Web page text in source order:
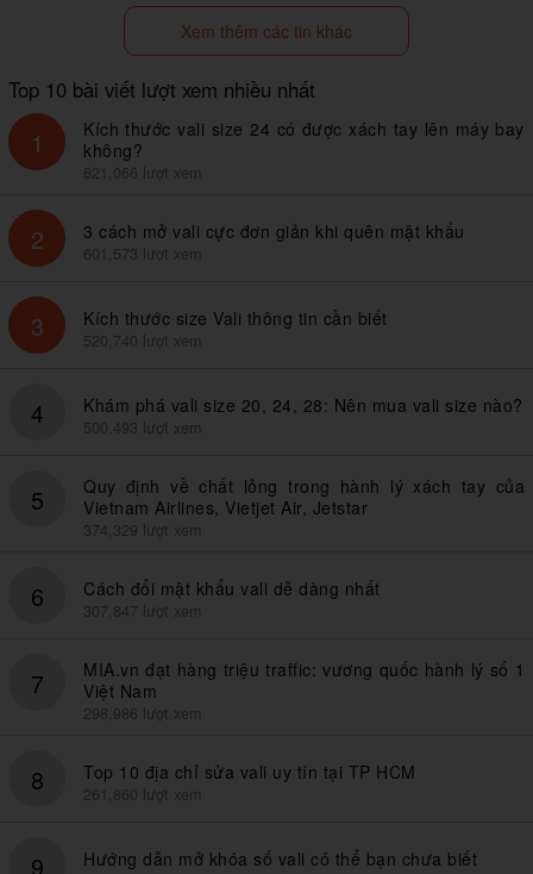
Xem thêm các tin khác
Top 10 bài viết lượt xem nhiều nhất
1
Kích thước vali size 24 có được xách tay lên máy bay
không?
621,066 lượt xem
2 3 cách mở vali cực đơn giản khi quên mật khẩu
601,573 lượt xem
3 Kích thước size Vali thông tin cần biết
520,740 lượt xem
4 Khám phá vali size 20, 24, 28: Nên mua vali size nào?
500,493 lượt xem
5
Quy định về chất lỏng trong hành lý xách tay của
Vietnam Airlines, Vietjet Air, Jetstar
374,329 lượt xem
6 Cách đổi mật khẩu vali dễ dàng nhất
307,847 lượt xem
7
MIA.vn đạt hàng triệu traffic: vương quốc hành lý số 1
Việt Nam
298,986 lượt xem
8 Top 10 địa chỉ sửa vali uy tín tại TP HCM
261,860 lượt xem
9 Hướng dẫn mở khóa số vali có thể bạn chưa biết